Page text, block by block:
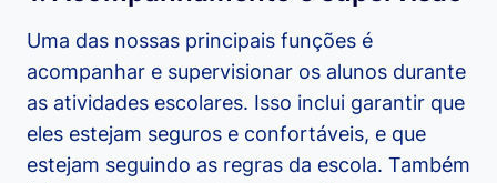
Uma das nossas principais funções é
acompanhar e supervisionar os alunos durante
as atividades escolares. Isso inclui garantir que
eles estejam seguros e confortáveis, e que
estejam seguindo as regras da escola. Também